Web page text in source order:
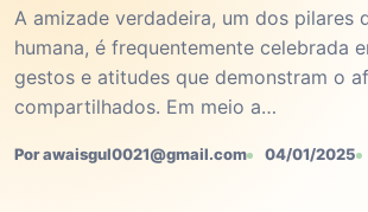
A amizade verdadeira, um dos pilares
humana, é frequentemente celebrada
gestos e atitudes que demonstram o
compartilhados. Em meio a…
Por awaisgul0021@gmail.com 04/01/2025